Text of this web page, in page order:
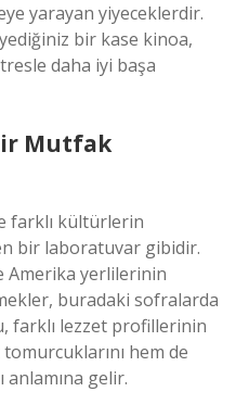
yarayan yiyeceklerdir.
bir kase kinoa,
daha iyi başa
Mutfak
farklı kültürlerin
bir laboratuvar gibidir.
Amerika yerlilerinin
buradaki sofralarda
farklı lezzet profillerinin
hem de
anlamına gelir.